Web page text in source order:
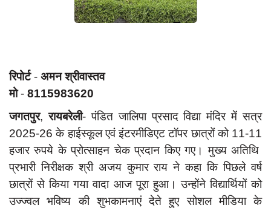
साक्षात्कार
खेल
latest
प्रशासनिक
दुर्घटना
रिपोर्ट- अमन श्रीवास्तव
मो- 8115983620
जगतपुर,रायबरेली- पंडित जालिपा प्रसाद विद्या मंदिर में सत्र
2025-26 के हाईस्कूल एवं इंटरमीडिएट टॉपर छात्रों को 11-11
हजार रुपये के प्रोत्साहन चेक प्रदान किए गए। मुख्य अतिथि
प्रभारी निरीक्षक श्री अजय कुमार राय ने कहा कि पिछले वर्ष
छात्रों से किया गया वादा आज पूरा हुआ। उन्होंने विद्यार्थियों को
उज्ज्वल भविष्य की शुभकामनाएं देते हुए सोशल मीडिया के